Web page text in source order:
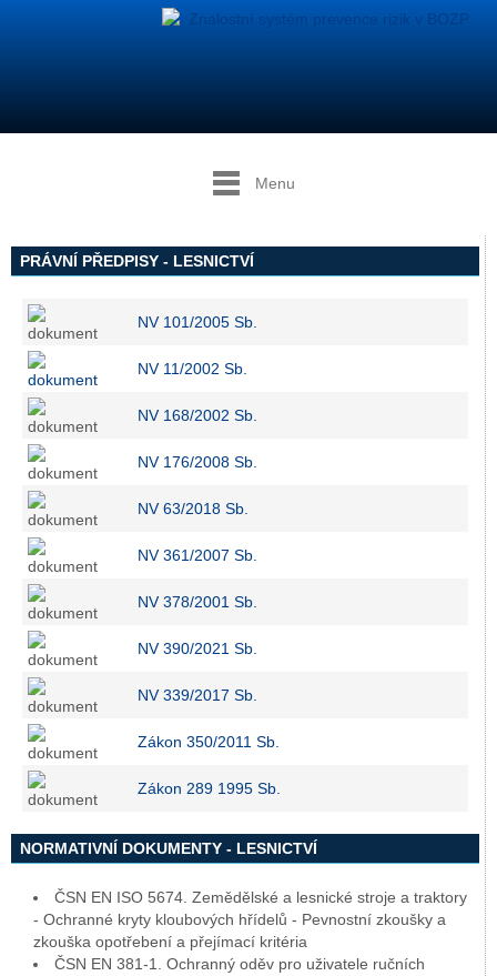
Menu
PRÁVNÍ PŘEDPISY - LESNICTVÍ
NV 101/2005 Sb.
NV 11/2002 Sb.
NV 168/2002 Sb.
NV 176/2008 Sb.
NV 63/2018 Sb.
NV 361/2007 Sb.
NV 378/2001 Sb.
NV 390/2021 Sb.
NV 339/2017 Sb.
Zákon 350/2011 Sb.
Zákon 289 1995 Sb.
NORMATIVNÍ DOKUMENTY - LESNICTVÍ
ČSN EN ISO 5674. Zemědělské a lesnické stroje a traktory
- Ochranné kryty kloubových hřídelů - Pevnostní zkoušky a
zkouška opotřebení a přejímací kritéria
ČSN EN 381-1. Ochranný oděv pro uživatele ručních